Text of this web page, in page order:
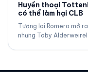
Huyền thoại
có thể làm hại CLB
Tương lai Romero mở
nhưng Toby